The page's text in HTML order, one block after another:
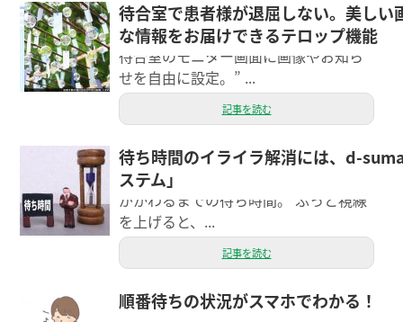
待合室で患者様が退屈しない。美しい
な情報をお届けできるテロップ機能
こんにちは。エクシーのモリヤマで
す。 “患者様の順番待ちに。d-sumaで
待合室のモニター画面に画像やお知ら
せを自由に設定。” ...
記事を読む
待ち時間のイライラ解消には、d-
ステム」
こんにちは。 エクシースタッフのほそ
やです。 先日、おおきな交差点で信号
がかわるまでの待ち時間。 ふっと視線
を上げると、...
記事を読む
順番待ちの状況がスマホでわかる！
今日は、d-suma（ディースマ）の機能